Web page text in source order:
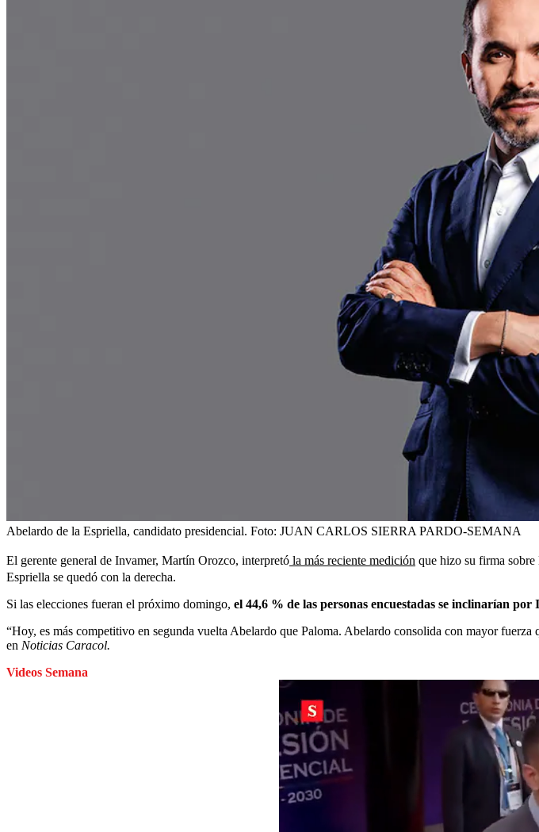
Abelardo de la Espriella, candidato presidencial. Foto: JUAN CARLOS SIERRA PARDO-SEMANA
El gerente general de Invamer, Martín Orozco, interpretó la más reciente medición que hizo su firma
Espriella se quedó con la derecha.
Si las elecciones fueran el próximo domingo, el 44,6 % de las personas encuestadas se inclinarían
“Hoy, es más competitivo en segunda vuelta Abelardo que Paloma. Abelardo consolida con mayor
en Noticias Caracol.
Videos Semana